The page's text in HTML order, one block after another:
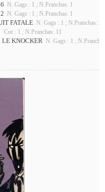
N. Gags : 1 ; N.Pranchas: 1
N. Gags : 1 ; N.Pranchas: 1
FATALE N. Gags : 1 ; N.Pranchas: 2
Cor : 1 ; N.Pranchas: 11
LE KNOCKER N. Gags : 1 ;